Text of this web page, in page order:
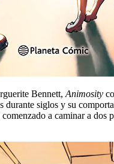
Bennett, Animosity
durante siglos y su
a caminar a dos